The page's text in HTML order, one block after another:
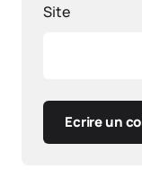
Site
Ecrire un